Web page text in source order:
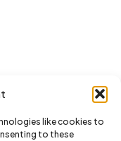
like cookies to
to these